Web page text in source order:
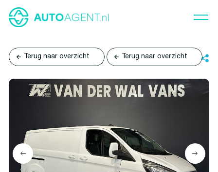
Terug naar overzicht Terug naar overzicht